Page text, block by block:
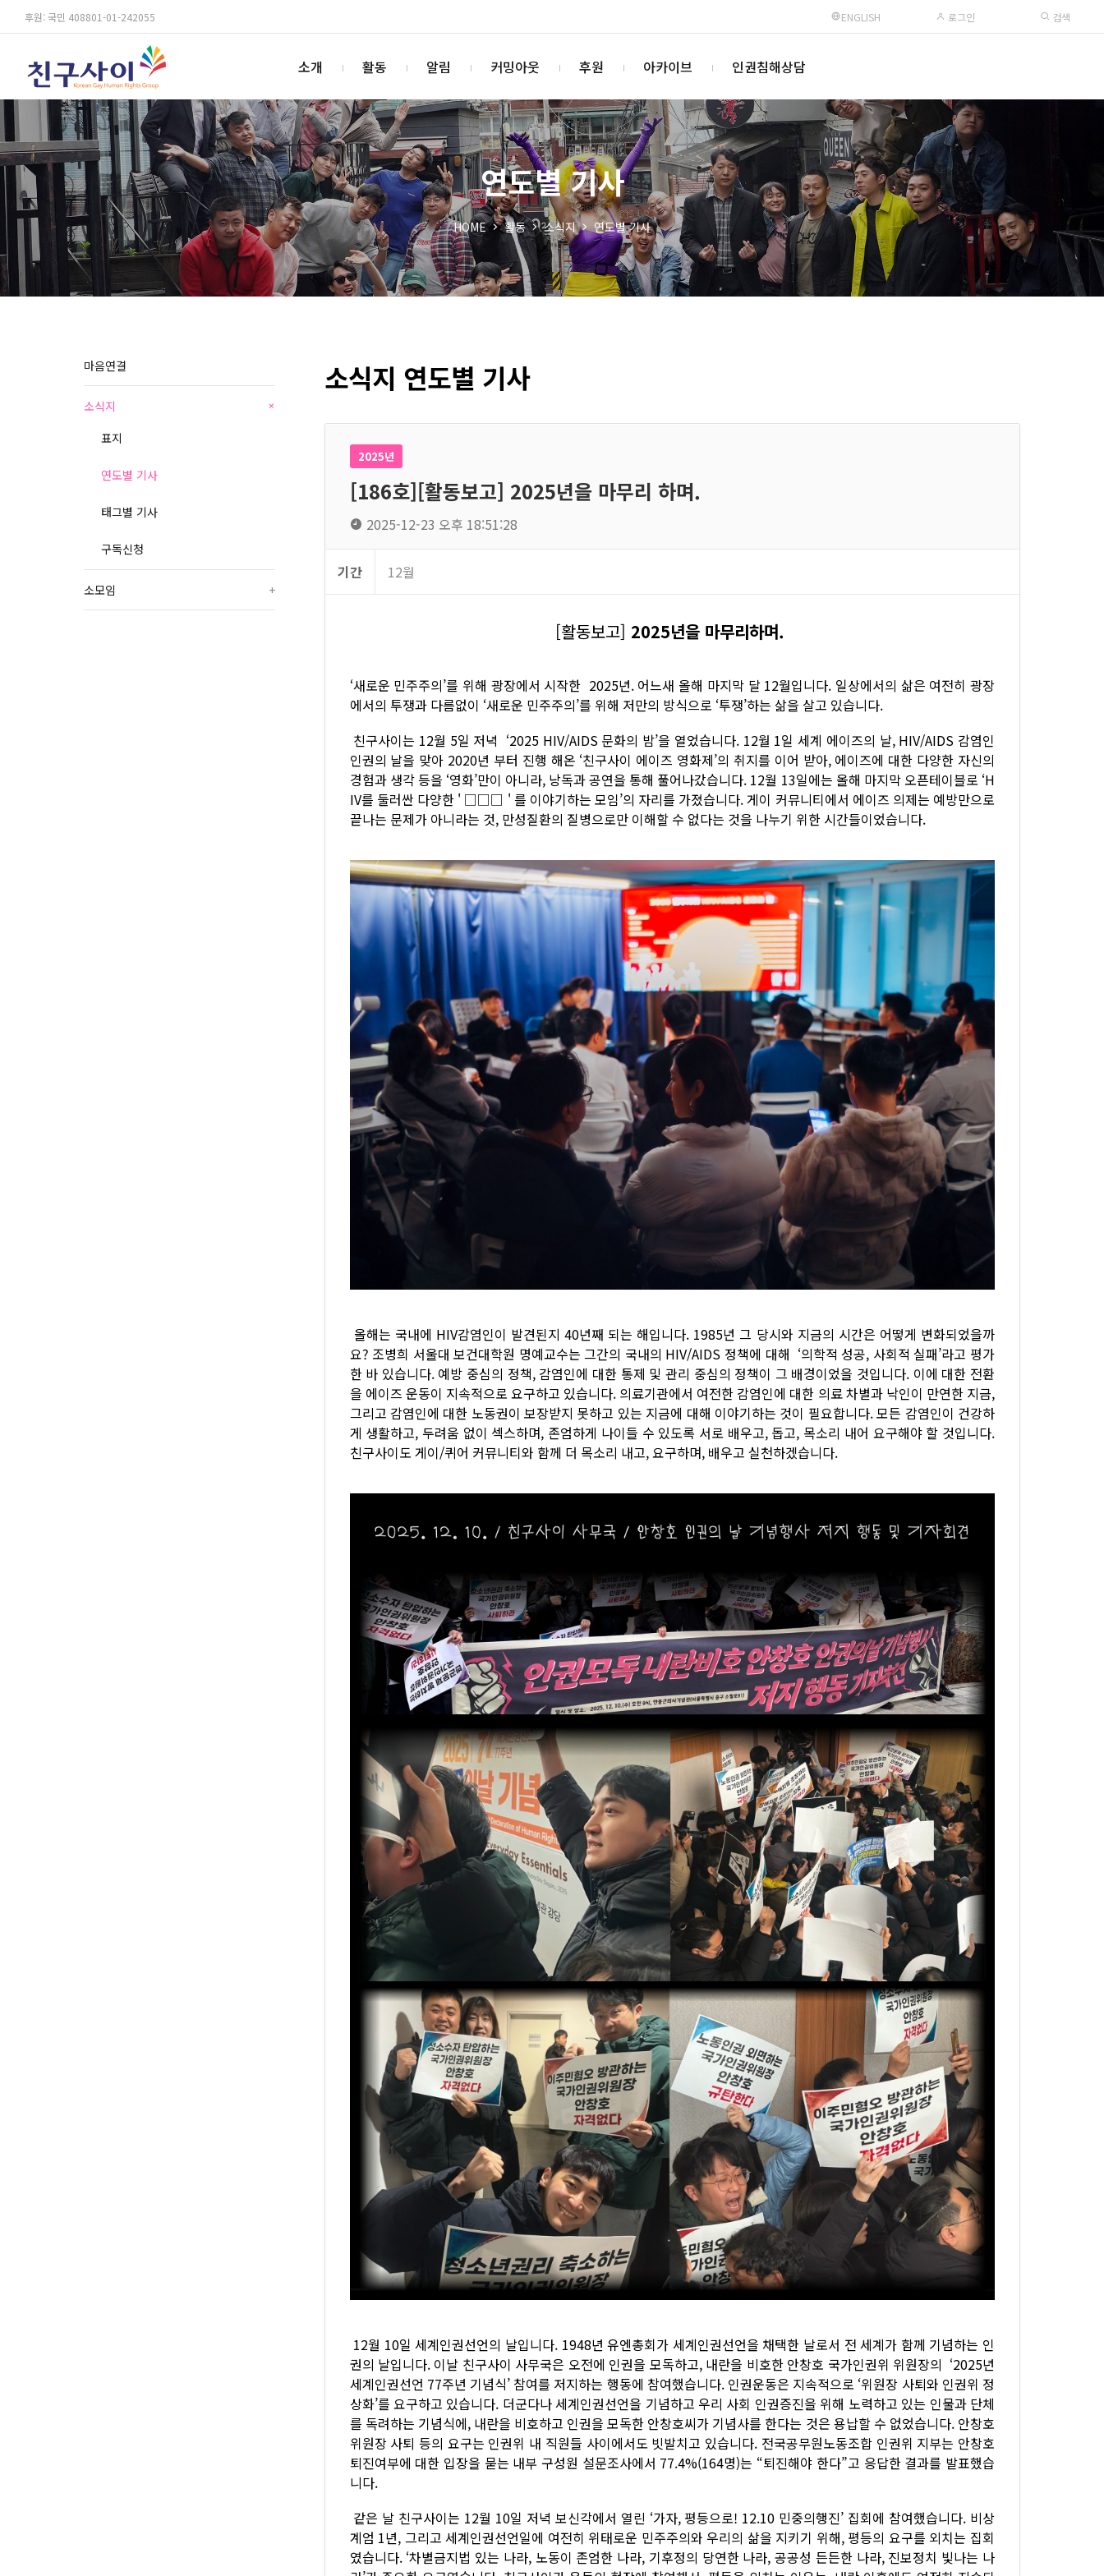
후원: 국민 408801-01-242055 ENGLISH 로그인 검색
소개 활동 알림 커밍아웃 후원 아카이브 인권침해상담
연도별 기사
HOME 활동 소식지 연도별 기사
마음연결
소식지 +
표지
연도별 기사
태그별 기사
구독신청
소모임 +
소식지 연도별 기사
2025년
[186호][활동보고] 2025년을 마무리 하며.
2025-12-23 오후 18:51:28
기간 12월
[활동보고] 2025년을 마무리하며.
‘새로운 민주주의’를 위해 광장에서 시작한 2025년. 어느새 올해 마지막 달 12월입니다. 일상에서의 삶은 여전히 광장
에서의 투쟁과 다름없이 ‘새로운 민주주의’를 위해 저만의 방식으로 ‘투쟁’하는 삶을 살고 있습니다.
친구사이는 12월 5일 저녁 ‘2025 HIV/AIDS 문화의 밤’을 열었습니다. 12월 1일 세계 에이즈의 날, HIV/AIDS 감염인
인권의 날을 맞아 2020년 부터 진행 해온 ‘친구사이 에이즈 영화제’의 취지를 이어 받아, 에이즈에 대한 다양한 자신의
경험과 생각 등을 ‘영화’만이 아니라, 낭독과 공연을 통해 풀어나갔습니다. 12월 13일에는 올해 마지막 오픈테이블로 ‘H
IV를 둘러싼 다양한 ' □□□ ' 를 이야기하는 모임’의 자리를 가졌습니다. 게이 커뮤니티에서 에이즈 의제는 예방만으로
끝나는 문제가 아니라는 것, 만성질환의 질병으로만 이해할 수 없다는 것을 나누기 위한 시간들이었습니다.
올해는 국내에 HIV감염인이 발견된지 40년째 되는 해입니다. 1985년 그 당시와 지금의 시간은 어떻게 변화되었을까
요? 조병희 서울대 보건대학원 명예교수는 그간의 국내의 HIV/AIDS 정책에 대해 ‘의학적 성공, 사회적 실패’라고 평가
한 바 있습니다. 예방 중심의 정책, 감염인에 대한 통제 및 관리 중심의 정책이 그 배경이었을 것입니다. 이에 대한 전환
을 에이즈 운동이 지속적으로 요구하고 있습니다. 의료기관에서 여전한 감염인에 대한 의료 차별과 낙인이 만연한 지금,
그리고 감염인에 대한 노동권이 보장받지 못하고 있는 지금에 대해 이야기하는 것이 필요합니다. 모든 감염인이 건강하
게 생활하고, 두려움 없이 섹스하며, 존엄하게 나이들 수 있도록 서로 배우고, 돕고, 목소리 내어 요구해야 할 것입니다.
친구사이도 게이/퀴어 커뮤니티와 함께 더 목소리 내고, 요구하며, 배우고 실천하겠습니다.
12월 10일 세계인권선언의 날입니다. 1948년 유엔총회가 세계인권선언을 채택한 날로서 전 세계가 함께 기념하는 인
권의 날입니다. 이날 친구사이 사무국은 오전에 인권을 모독하고, 내란을 비호한 안창호 국가인권위 위원장의 ‘2025년
세계인권선언 77주년 기념식’ 참여를 저지하는 행동에 참여했습니다. 인권운동은 지속적으로 ‘위원장 사퇴와 인권위 정
상화’를 요구하고 있습니다. 더군다나 세계인권선언을 기념하고 우리 사회 인권증진을 위해 노력하고 있는 인물과 단체
를 독려하는 기념식에, 내란을 비호하고 인권을 모독한 안창호씨가 기념사를 한다는 것은 용납할 수 없었습니다. 안창호
위원장 사퇴 등의 요구는 인권위 내 직원들 사이에서도 빗발치고 있습니다. 전국공무원노동조합 인권위 지부는 안창호
퇴진여부에 대한 입장을 묻는 내부 구성원 설문조사에서 77.4%(164명)는 “퇴진해야 한다”고 응답한 결과를 발표했습
니다.
같은 날 친구사이는 12월 10일 저녁 보신각에서 열린 ‘가자, 평등으로! 12.10 민중의행진’ 집회에 참여했습니다. 비상
계엄 1년, 그리고 세계인권선언일에 여전히 위태로운 민주주의와 우리의 삶을 지키기 위해, 평등의 요구를 외치는 집회
였습니다. ‘차별금지법 있는 나라, 노동이 존엄한 나라, 기후정의 당연한 나라, 공공성 든든한 나라, 진보정치 빛나는 나